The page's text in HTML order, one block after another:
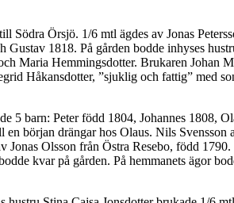
Örsjö. 1/6 mtl ägdes av Jonas
1818. På gården bodde inhyses
Maria Hemmingsdotter. Brukaren
Håkansdotter, ”sjuklig och fattig” med
5 barn: Peter född 1804, Johannes 1808,
början drängar hos Olaus. Nils
Olsson från Östra Resebo, född
kvar på gården. På hemmanets ägor